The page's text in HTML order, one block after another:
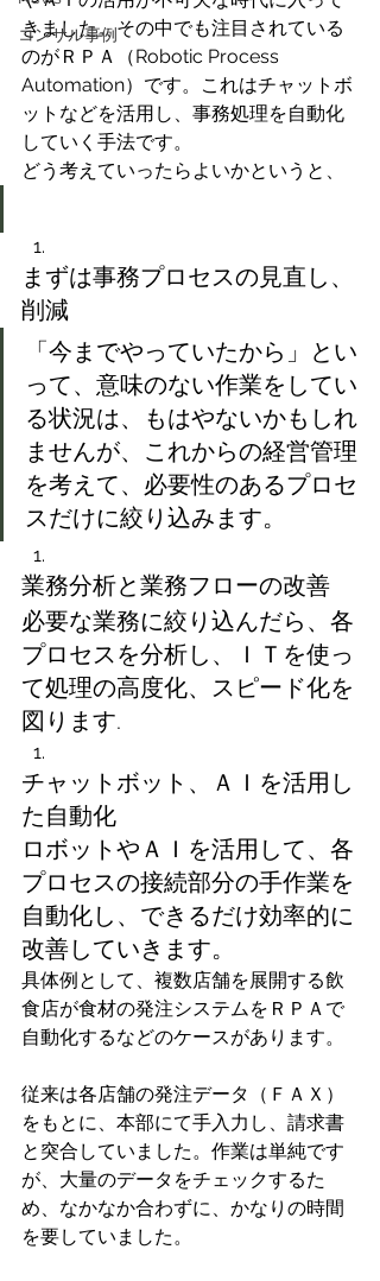
コンサル事例
きました。その中でも注目されている
のがＲＰＡ（Robotic Process
Automation）です。これはチャットボ
ットなどを活用し、事務処理を自動化
していく手法です。
どう考えていったらよいかというと、
まずは事務プロセスの見直し、
削減
「今までやっていたから」とい
って、意味のない作業をしてい
る状況は、もはやないかもしれ
ませんが、これからの経営管理
を考えて、必要性のあるプロセ
スだけに絞り込みます。
業務分析と業務フローの改善
必要な業務に絞り込んだら、各
プロセスを分析し、ＩＴを使っ
て処理の高度化、スピード化を
図ります.
チャットボット、ＡＩを活用し
た自動化
ロボットやＡＩを活用して、各
プロセスの接続部分の手作業を
自動化し、できるだけ効率的に
改善していきます。
具体例として、複数店舗を展開する飲
食店が食材の発注システムをＲＰＡで
自動化するなどのケースがあります。
従来は各店舗の発注データ（ＦＡＸ）
をもとに、本部にて手入力し、請求書
と突合していました。作業は単純です
が、大量のデータをチェックするた
め、なかなか合わずに、かなりの時間
を要していました。